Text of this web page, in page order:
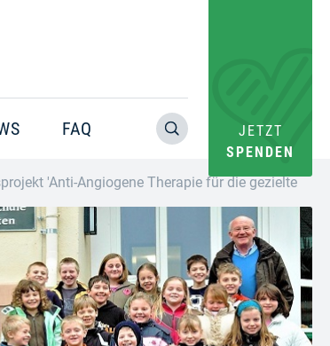
FAQ
JETZT
SPENDEN
'Anti-Angiogene Therapie für die gezielte
access array offset on value of type bool in
tgr09/users/website/doms/www.helfen-